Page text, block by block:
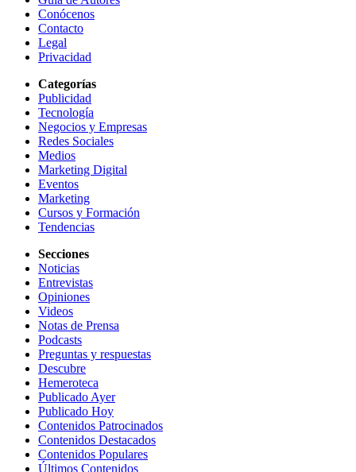
Conócenos
Contacto
Legal
Privacidad
Categorías
Publicidad
Tecnología
Negocios y Empresas
Redes Sociales
Medios
Marketing Digital
Eventos
Marketing
Cursos y Formación
Tendencias
Secciones
Noticias
Entrevistas
Opiniones
Videos
Notas de Prensa
Podcasts
Preguntas y respuestas
Descubre
Hemeroteca
Publicado Ayer
Publicado Hoy
Contenidos Patrocinados
Contenidos Destacados
Contenidos Populares
Últimos Contenidos